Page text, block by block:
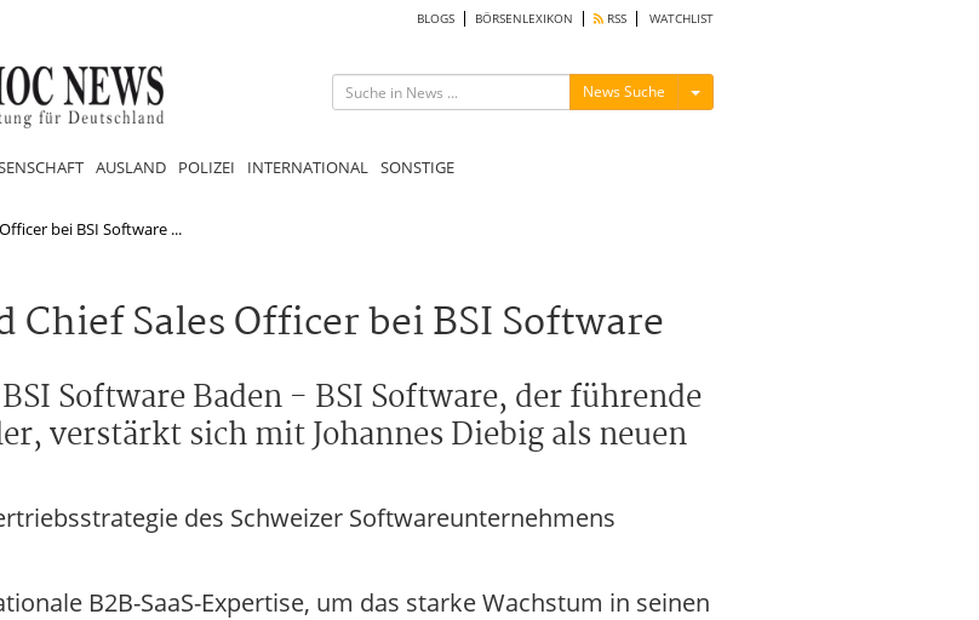
BLOGS BÖRSENLEXIKON RSS WATCHLIST
News Suche Menü ein-/ausblenden
AUSLAND POLIZEI INTERNATIONAL SONSTIGE
bei BSI Software ...
Sales Officer bei BSI Software
Software Baden - BSI Software, der führende
verstärkt sich mit Johannes Diebig als neuen
des Schweizer Softwareunternehmens
B2B-SaaS-Expertise, um das starke Wachstum in seinen